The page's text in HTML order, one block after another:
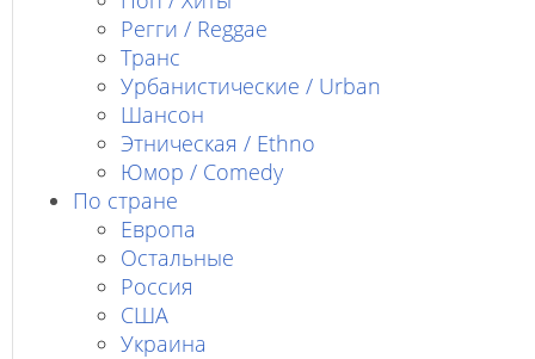
Регги / Reggae
Транс
Урбанистические / Urban
Шансон
Этническая / Ethno
Юмор / Comedy
По стране
Европа
Остальные
Россия
США
Украина